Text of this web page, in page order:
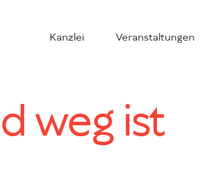
Kanzlei Veranstaltungen
weg ist